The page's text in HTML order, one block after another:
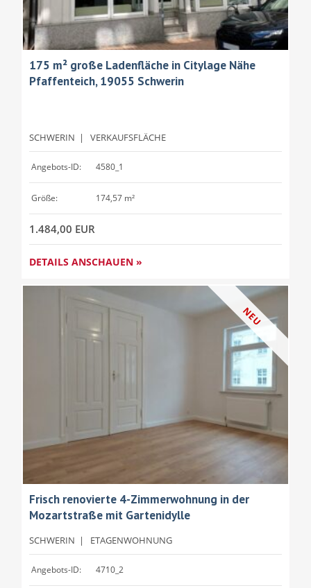
175 m² große Ladenfläche in Citylage Nähe
Pfaffenteich, 19055 Schwerin
SCHWERIN | VERKAUFSFLÄCHE
Angebots-ID: 4580_1
Größe: 174,57 m²
1.484,00 EUR
DETAILS ANSCHAUEN »
NEU
Frisch renovierte 4-Zimmerwohnung in der
Mozartstraße mit Gartenidylle
SCHWERIN | ETAGENWOHNUNG
Angebots-ID: 4710_2